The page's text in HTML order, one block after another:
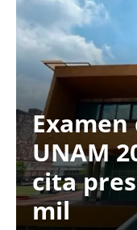
UNAM
cita
mil